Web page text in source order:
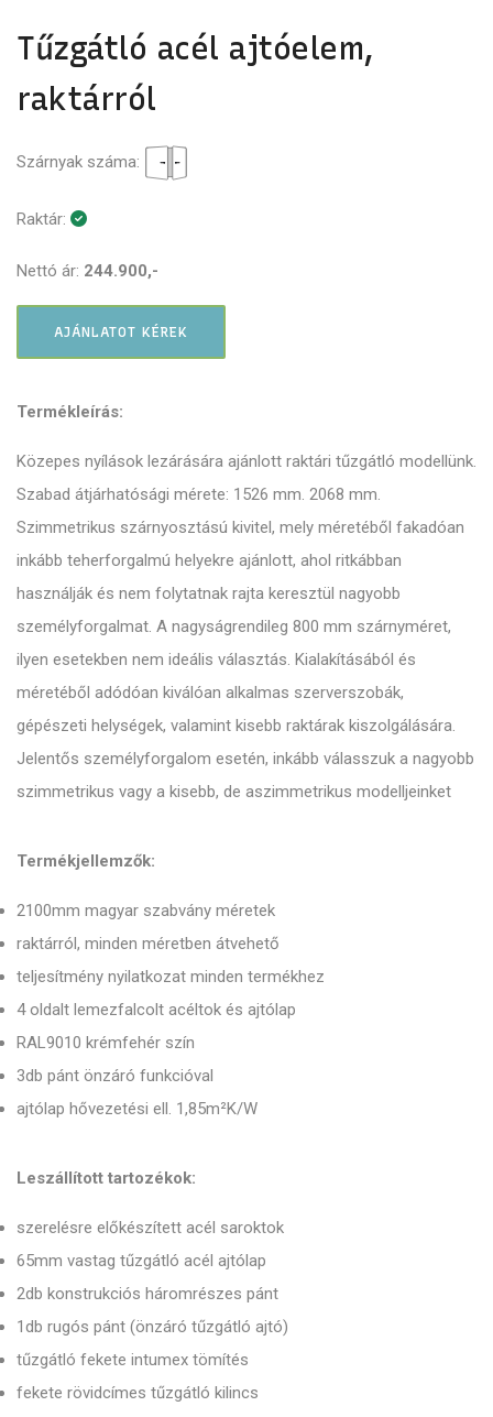
Tűzgátló acél ajtóelem,
raktárról
Szárnyak száma:
Raktár:
Nettó ár: 244.900,-
AJÁNLATOT KÉREK
Termékleírás:
Közepes nyílások lezárására ajánlott raktári tűzgátló modellünk.
Szabad átjárhatósági mérete: 1526 mm. 2068 mm.
Szimmetrikus szárnyosztású kivitel, mely méretéből fakadóan
inkább teherforgalmú helyekre ajánlott, ahol ritkábban
használják és nem folytatnak rajta keresztül nagyobb
személyforgalmat. A nagyságrendileg 800 mm szárnyméret,
ilyen esetekben nem ideális választás. Kialakításából és
méretéből adódóan kiválóan alkalmas szerverszobák,
gépészeti helységek, valamint kisebb raktárak kiszolgálására.
Jelentős személyforgalom esetén, inkább válasszuk a nagyobb
szimmetrikus vagy a kisebb, de aszimmetrikus modelljeinket
Termékjellemzők:
2100mm magyar szabvány méretek
raktárról, minden méretben átvehető
teljesítmény nyilatkozat minden termékhez
4 oldalt lemezfalcolt acéltok és ajtólap
RAL9010 krémfehér szín
3db pánt önzáró funkcióval
ajtólap hővezetési ell. 1,85m²K/W
Leszállított tartozékok:
szerelésre előkészített acél saroktok
65mm vastag tűzgátló acél ajtólap
2db konstrukciós háromrészes pánt
1db rugós pánt (önzáró tűzgátló ajtó)
tűzgátló fekete intumex tömítés
fekete rövidcímes tűzgátló kilincs